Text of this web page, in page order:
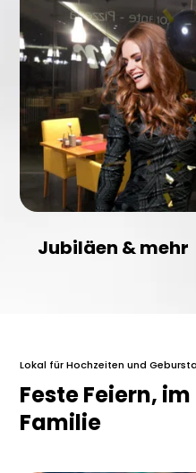
Jubiläen & mehr
Lokal für Hochzeiten und
Feste Feiern,
Familie